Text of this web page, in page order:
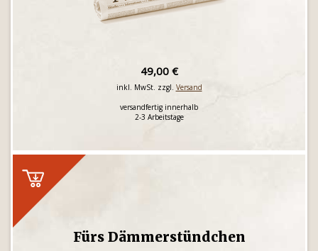
49,00 €
inkl. MwSt. zzgl. Versand
versandfertig innerhalb
2-3 Arbeitstage
Fürs Dämmerstündchen